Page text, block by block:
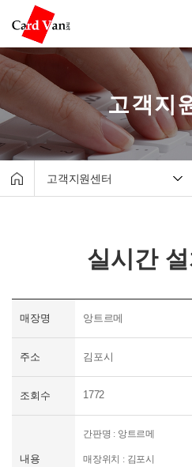
고객지
고객지원센터
무선카드단말기
고객지원센터
신규문의
실시간
매장명 앙트르메
주소 김포시
조회수 1772
내용
간판명 : 앙트르메
매장위치 : 김포시